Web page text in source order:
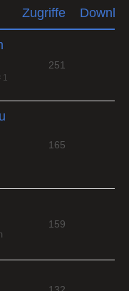
Zugriffe
1
251
165
159